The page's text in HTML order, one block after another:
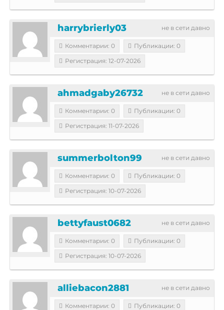
не в сети давно
harrybrierly03
Комментарии: 0
Публикации: 0
Регистрация: 12-07-2026
не в сети давно
ahmadgaby26732
Комментарии: 0
Публикации: 0
Регистрация: 11-07-2026
не в сети давно
summerbolton99
Комментарии: 0
Публикации: 0
Регистрация: 10-07-2026
не в сети давно
bettyfaust0682
Комментарии: 0
Публикации: 0
Регистрация: 10-07-2026
не в сети давно
alliebacon2881
Комментарии: 0
Публикации: 0